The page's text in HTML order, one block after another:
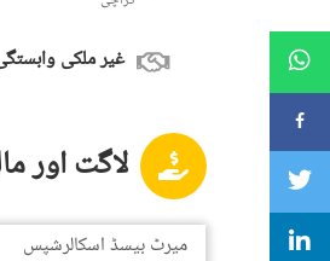
غیر ملکی
لاگت اور
میرٹ بیسڈ اسکالرشپس